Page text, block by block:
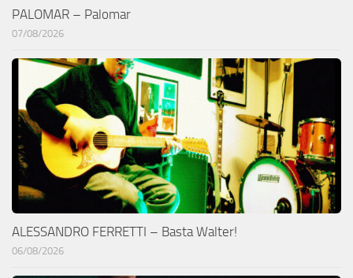
PALOMAR – Palomar
07/08/2026
ALESSANDRO FERRETTI – Basta Walter!
06/08/2026